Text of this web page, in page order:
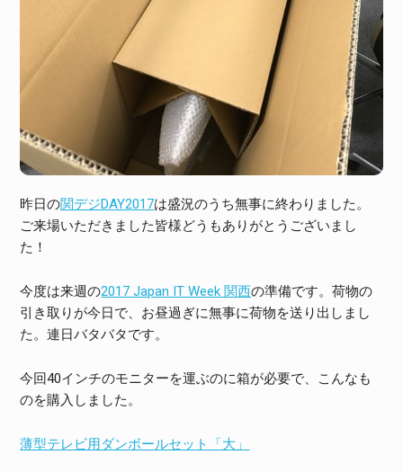
昨日の関デジDAY2017は盛況のうち無事に終わりました。
ご来場いただきました皆様どうもありがとうございまし
た！
今度は来週の2017 Japan IT Week 関西の準備です。荷物の
引き取りが今日で、お昼過ぎに無事に荷物を送り出しまし
た。連日バタバタです。
今回40インチのモニターを運ぶのに箱が必要で、こんなも
のを購入しました。
薄型テレビ用ダンボールセット「大」